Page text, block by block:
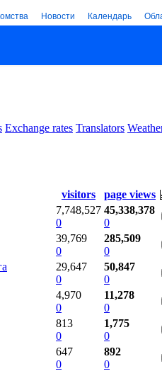
Новости Календарь
Exchange rates Translators
visitors
page views
7,748,527
0
45,338,378
0
39,769
0
285,509
0
29,647
0
50,847
0
4,970
0
11,278
0
813
0
1,775
0
647
0
892
0